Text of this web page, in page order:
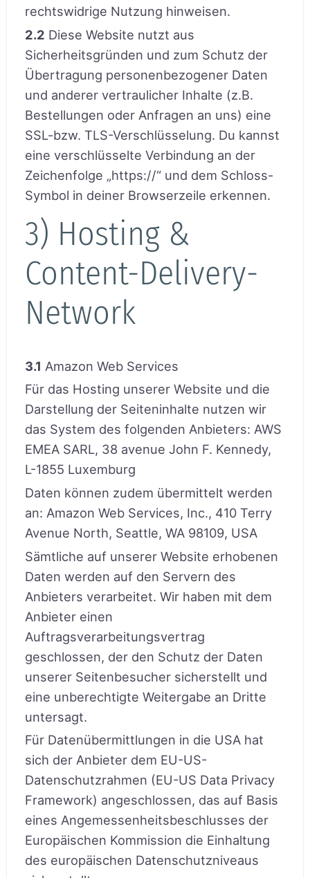
rechtswidrige Nutzung hinweisen.
2.2 Diese Website nutzt aus
Sicherheitsgründen und zum Schutz der
Übertragung personenbezogener Daten
und anderer vertraulicher Inhalte (z.B.
Bestellungen oder Anfragen an uns) eine
SSL-bzw. TLS-Verschlüsselung. Du kannst
eine verschlüsselte Verbindung an der
Zeichenfolge „https://“ und dem Schloss-
Symbol in deiner Browserzeile erkennen.
3) Hosting &
Content-Delivery-
Network
3.1 Amazon Web Services
Für das Hosting unserer Website und die
Darstellung der Seiteninhalte nutzen wir
das System des folgenden Anbieters: AWS
EMEA SARL, 38 avenue John F. Kennedy,
L-1855 Luxemburg
Daten können zudem übermittelt werden
an: Amazon Web Services, Inc., 410 Terry
Avenue North, Seattle, WA 98109, USA
Sämtliche auf unserer Website erhobenen
Daten werden auf den Servern des
Anbieters verarbeitet. Wir haben mit dem
Anbieter einen
Auftragsverarbeitungsvertrag
geschlossen, der den Schutz der Daten
unserer Seitenbesucher sicherstellt und
eine unberechtigte Weitergabe an Dritte
untersagt.
Für Datenübermittlungen in die USA hat
sich der Anbieter dem EU-US-
Datenschutzrahmen (EU-US Data Privacy
Framework) angeschlossen, das auf Basis
eines Angemessenheitsbeschlusses der
Europäischen Kommission die Einhaltung
des europäischen Datenschutzniveaus